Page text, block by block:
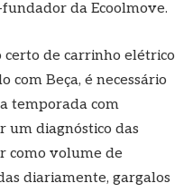
da Ecoolmove.
certo de carrinho elétrico
com Beça, é necessário
temporada com
um diagnóstico das
como volume de
diariamente, gargalos